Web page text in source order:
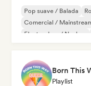
Pop suave / Balada
Comercial /
Electro Jazz / Nu Jazz
Born This
Playlist